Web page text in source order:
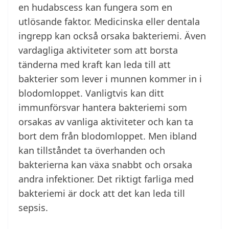
en hudabscess kan fungera som en
utlösande faktor. Medicinska eller dentala
ingrepp kan också orsaka bakteriemi. Även
vardagliga aktiviteter som att borsta
tänderna med kraft kan leda till att
bakterier som lever i munnen kommer in i
blodomloppet. Vanligtvis kan ditt
immunförsvar hantera bakteriemi som
orsakas av vanliga aktiviteter och kan ta
bort dem från blodomloppet. Men ibland
kan tillståndet ta överhanden och
bakterierna kan växa snabbt och orsaka
andra infektioner. Det riktigt farliga med
bakteriemi är dock att det kan leda till
sepsis.